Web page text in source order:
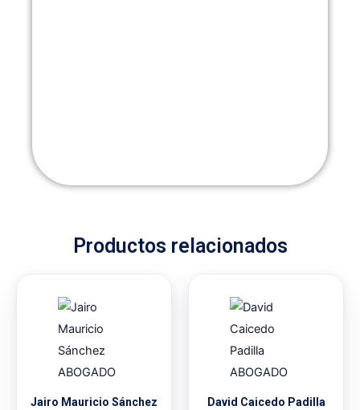
Productos relacionados
Jairo Mauricio Sánchez
David Caicedo Padilla